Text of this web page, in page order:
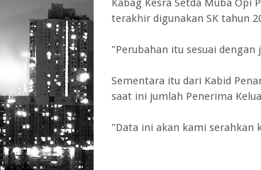
Kabag Kesra Setda Muba Opi
terakhir digunakan SK tahun
"Perubahan itu sesuai
Sementara itu dari Kabid
saat ini jumlah Penerima
"Data ini akan kami serahkan